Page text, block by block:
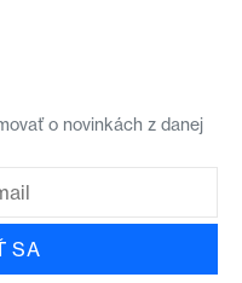
o novinkách z danej
SA